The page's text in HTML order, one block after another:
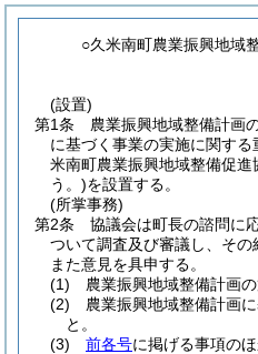
○久米南町農業振興地域
(設置)
第1条
農業振興地域整備計画
に基づく事業の実施に関す
米南町農業振興地域整備促進
う。)を設置する。
(所掌事務)
第2条
協議会は町長の諮問に応
ついて調査及び審議し、その
また意見を具申する。
(1)
農業振興地域整備計画
(2)
農業振興地域整備計画
と。
(3)
前各号に掲げる事項の